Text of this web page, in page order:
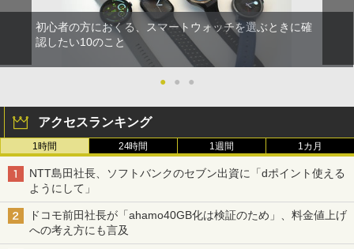
初心者の方におくる、スマートウォッチを選ぶときに確
認したい10のこと
● ● ●
アクセスランキング
1時間 24時間 1週間 1カ月
NTT島田社長、ソフトバンクのセブン出資に「dポイント使える
ようにして」
ドコモ前田社長が「ahamo40GB化は検証のため」、料金値上げ
への考え方にも言及